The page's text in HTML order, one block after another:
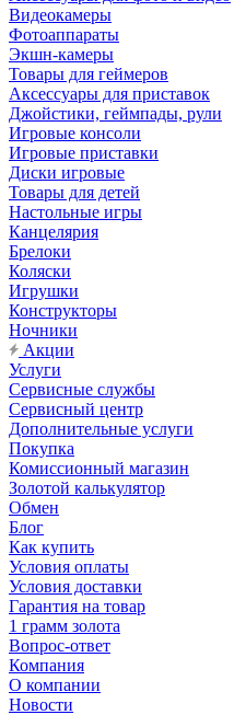
Видеокамеры
Фотоаппараты
Экшн-камеры
Товары для геймеров
Аксессуары для приставок
Джойстики, геймпады, рули
Игровые консоли
Игровые приставки
Диски игровые
Товары для детей
Настольные игры
Канцелярия
Брелоки
Коляски
Игрушки
Конструкторы
Ночники
Акции
Услуги
Сервисные службы
Сервисный центр
Дополнительные услуги
Покупка
Комиссионный магазин
Золотой калькулятор
Обмен
Блог
Как купить
Условия оплаты
Условия доставки
Гарантия на товар
1 грамм золота
Вопрос-ответ
Компания
О компании
Новости